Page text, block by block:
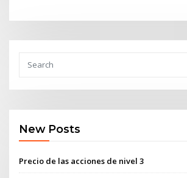
New Posts
Precio de las acciones de nivel 3